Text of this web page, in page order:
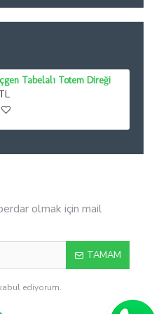
Tabelalı Totem Direği
olmak için mail
TAMAM
ediyorum.